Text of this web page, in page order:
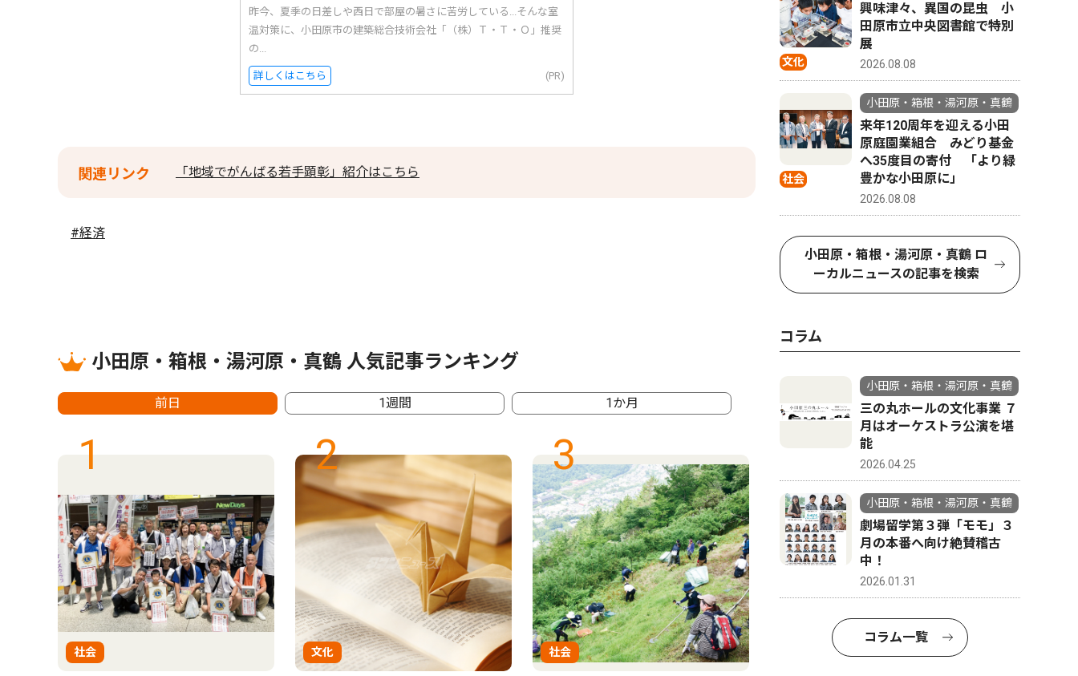
昨今、夏季の日差しや西日で部屋の暑さに苦労している...そんな室
温対策に、小田原市の建築総合技術会社「（株）Ｔ・Ｔ・Ｏ」推奨
の...
詳しくはこちら (PR)
関連リンク 「地域でがんばる若手顕彰」紹介はこちら
#経済
小田原・箱根・湯河原・真鶴 人気記事ランキング
前日 1週間 1か月
1
社会
2
文化
3
社会 トップニュース
文化
興味津々、異国の昆虫 小
田原市立中央図書館で特別
展
2026.08.08
社会
小田原・箱根・湯河原・真鶴
来年120周年を迎える小田
原庭園業組合 みどり基金
へ35度目の寄付 「より緑
豊かな小田原に」
2026.08.08
小田原・箱根・湯河原・真鶴 ロ
ーカルニュースの記事を検索
コラム
小田原・箱根・湯河原・真鶴
三の丸ホールの文化事業 ７
月はオーケストラ公演を堪
能
2026.04.25
小田原・箱根・湯河原・真鶴
劇場留学第３弾「モモ」３
月の本番へ向け絶賛稽古
中！
2026.01.31
コラム一覧